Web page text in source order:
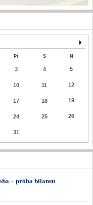
Pt S N
3 4 5
10 11 12
17 18 19
24 25 26
31
– próba bilansu